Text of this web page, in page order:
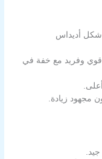
شكل أديداس
وفريد مع خفة في
مجهود زيادة.